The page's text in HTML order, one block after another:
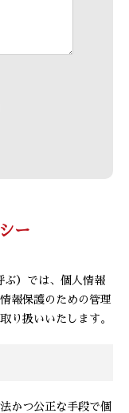
ー
）では、個人情報
報保護のための管理
り扱いいたします。
かつ公正な手段で個